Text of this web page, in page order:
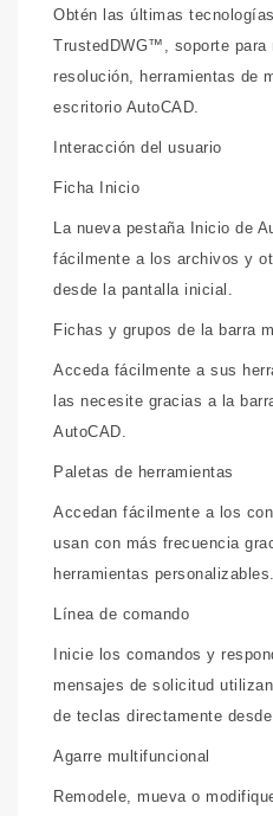
Obtén las últimas
TrustedDWG™, soporte para
resolución, herramientas de
escritorio AutoCAD.
Interacción del usuario
Ficha Inicio
La nueva pestaña Inicio de
fácilmente a los archivos y
desde la pantalla inicial.
Fichas y grupos de la barra
Acceda fácilmente a sus
las necesite gracias a la
AutoCAD.
Paletas de herramientas
Accedan fácilmente a los
usan con más frecuencia
herramientas personalizables.
Línea de comando
Inicie los comandos y
mensajes de solicitud
de teclas directamente
Agarre multifuncional
Remodele, mueva o